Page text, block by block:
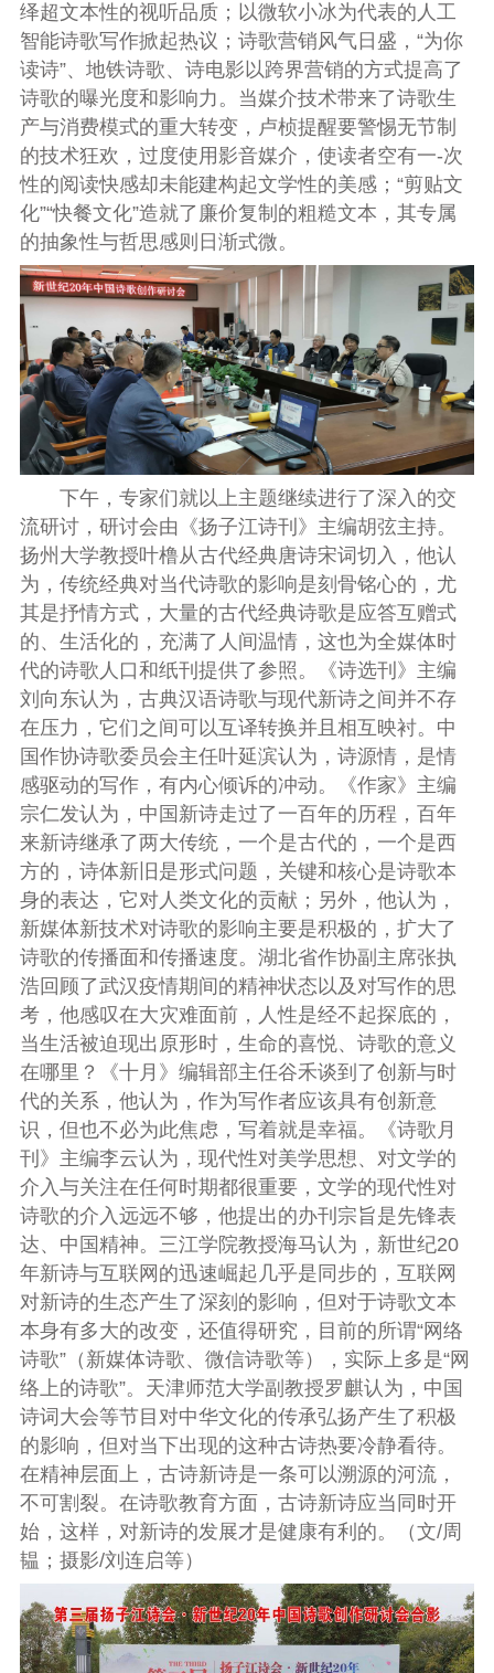
绎超文本性的视听品质；以微软小冰为代表的人工
智能诗歌写作掀起热议；诗歌营销风气日盛，“为你
读诗”、地铁诗歌、诗电影以跨界营销的方式提高了
诗歌的曝光度和影响力。当媒介技术带来了诗歌生
产与消费模式的重大转变，卢桢提醒要警惕无节制
的技术狂欢，过度使用影音媒介，使读者空有一-次
性的阅读快感却未能建构起文学性的美感；“剪贴文
化”“快餐文化”造就了廉价复制的粗糙文本，其专属
的抽象性与哲思感则日渐式微。
下午，专家们就以上主题继续进行了深入的交
流研讨，研讨会由《扬子江诗刊》主编胡弦主持。
扬州大学教授叶橹从古代经典唐诗宋词切入，他认
为，传统经典对当代诗歌的影响是刻骨铭心的，尤
其是抒情方式，大量的古代经典诗歌是应答互赠式
的、生活化的，充满了人间温情，这也为全媒体时
代的诗歌人口和纸刊提供了参照。《诗选刊》主编
刘向东认为，古典汉语诗歌与现代新诗之间并不存
在压力，它们之间可以互译转换并且相互映衬。中
国作协诗歌委员会主任叶延滨认为，诗源情，是情
感驱动的写作，有内心倾诉的冲动。《作家》主编
宗仁发认为，中国新诗走过了一百年的历程，百年
来新诗继承了两大传统，一个是古代的，一个是西
方的，诗体新旧是形式问题，关键和核心是诗歌本
身的表达，它对人类文化的贡献；另外，他认为，
新媒体新技术对诗歌的影响主要是积极的，扩大了
诗歌的传播面和传播速度。湖北省作协副主席张执
浩回顾了武汉疫情期间的精神状态以及对写作的思
考，他感叹在大灾难面前，人性是经不起探底的，
当生活被迫现出原形时，生命的喜悦、诗歌的意义
在哪里？《十月》编辑部主任谷禾谈到了创新与时
代的关系，他认为，作为写作者应该具有创新意
识，但也不必为此焦虑，写着就是幸福。《诗歌月
刊》主编李云认为，现代性对美学思想、对文学的
介入与关注在任何时期都很重要，文学的现代性对
诗歌的介入远远不够，他提出的办刊宗旨是先锋表
达、中国精神。三江学院教授海马认为，新世纪20
年新诗与互联网的迅速崛起几乎是同步的，互联网
对新诗的生态产生了深刻的影响，但对于诗歌文本
本身有多大的改变，还值得研究，目前的所谓“网络
诗歌”（新媒体诗歌、微信诗歌等），实际上多是“网
络上的诗歌”。天津师范大学副教授罗麒认为，中国
诗词大会等节目对中华文化的传承弘扬产生了积极
的影响，但对当下出现的这种古诗热要冷静看待。
在精神层面上，古诗新诗是一条可以溯源的河流，
不可割裂。在诗歌教育方面，古诗新诗应当同时开
始，这样，对新诗的发展才是健康有利的。（文/周
韫 ； 摄影/刘连启等）